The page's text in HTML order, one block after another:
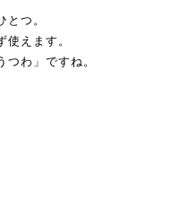
つ。
えます。
わ」ですね。